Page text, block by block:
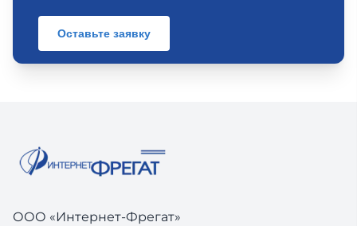
Оставьте заявку
ООО «Интернет-Фрегат»